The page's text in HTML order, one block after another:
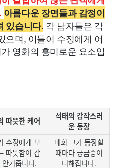
아름다운 장면들과 감정이
있습니다. 각 남자들은 각
으며, 이들이 수정에게 어
영화의 흥미로운 요소입
따뜻한 케어
석태의 갑작스러
운 등장
수정에게 보
따뜻함이 감
안겨줍니다.
매회 그가 등장할
때마다 궁금증이
더해집니다.